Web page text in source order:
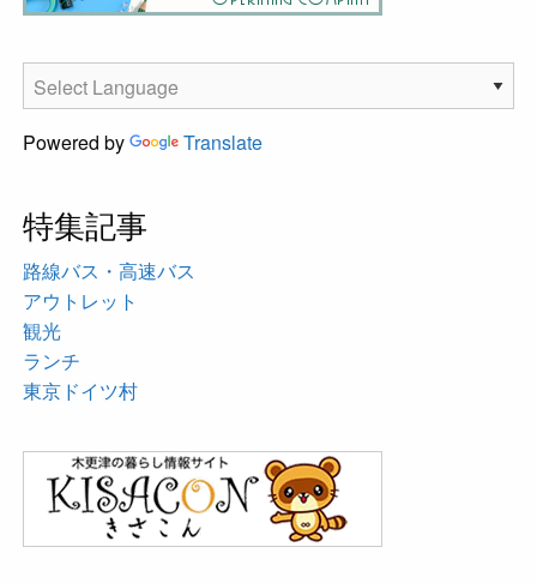
Powered by Translate
特集記事
路線バス・高速バス
アウトレット
観光
ランチ
東京ドイツ村